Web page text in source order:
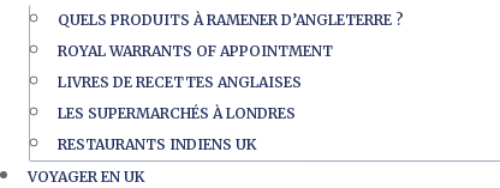
QUELS PRODUITS À RAMENER D’ANGLETERRE ?
ROYAL WARRANTS OF APPOINTMENT
LIVRES DE RECETTES ANGLAISES
LES SUPERMARCHÉS À LONDRES
RESTAURANTS INDIENS UK
VOYAGER EN UK